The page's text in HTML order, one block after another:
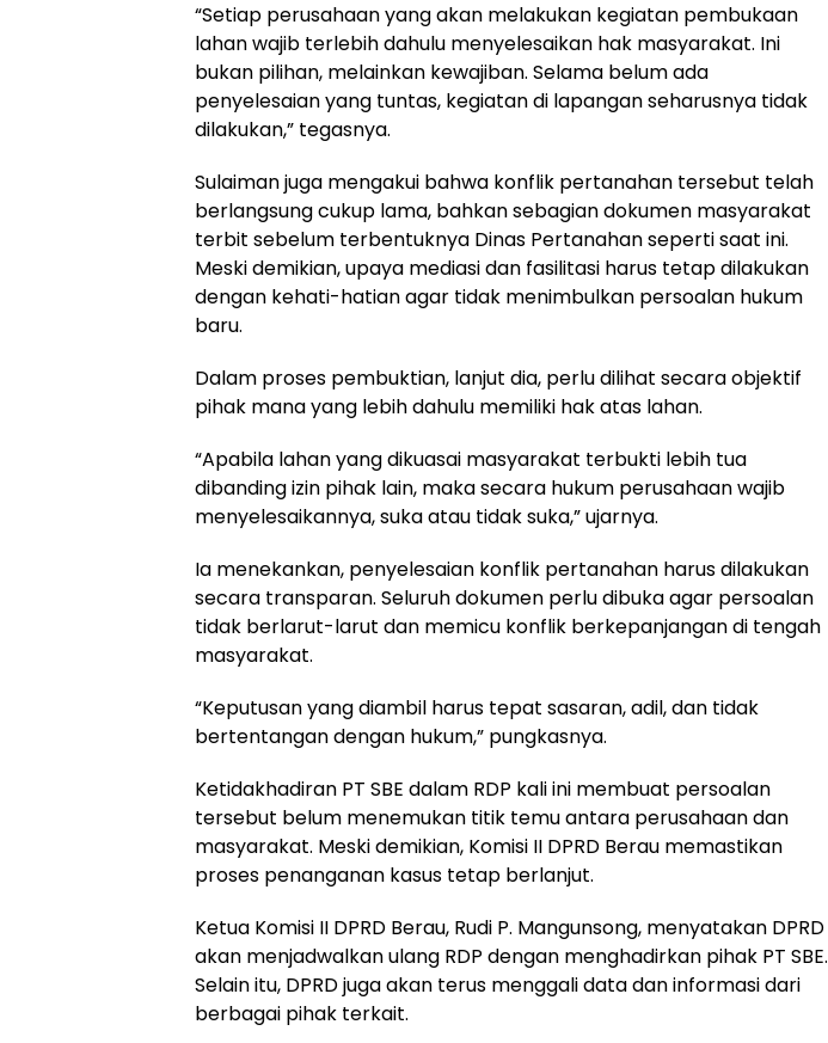
“Setiap perusahaan yang akan melakukan kegiatan pembukaan
lahan wajib terlebih dahulu menyelesaikan hak masyarakat. Ini
bukan pilihan, melainkan kewajiban. Selama belum ada
penyelesaian yang tuntas, kegiatan di lapangan seharusnya tidak
dilakukan,” tegasnya.
Sulaiman juga mengakui bahwa konflik pertanahan tersebut telah
berlangsung cukup lama, bahkan sebagian dokumen masyarakat
terbit sebelum terbentuknya Dinas Pertanahan seperti saat ini.
Meski demikian, upaya mediasi dan fasilitasi harus tetap dilakukan
dengan kehati-hatian agar tidak menimbulkan persoalan hukum
baru.
Dalam proses pembuktian, lanjut dia, perlu dilihat secara objektif
pihak mana yang lebih dahulu memiliki hak atas lahan.
“Apabila lahan yang dikuasai masyarakat terbukti lebih tua
dibanding izin pihak lain, maka secara hukum perusahaan wajib
menyelesaikannya, suka atau tidak suka,” ujarnya.
Ia menekankan, penyelesaian konflik pertanahan harus dilakukan
secara transparan. Seluruh dokumen perlu dibuka agar persoalan
tidak berlarut-larut dan memicu konflik berkepanjangan di tengah
masyarakat.
“Keputusan yang diambil harus tepat sasaran, adil, dan tidak
bertentangan dengan hukum,” pungkasnya.
Ketidakhadiran PT SBE dalam RDP kali ini membuat persoalan
tersebut belum menemukan titik temu antara perusahaan dan
masyarakat. Meski demikian, Komisi II DPRD Berau memastikan
proses penanganan kasus tetap berlanjut.
Ketua Komisi II DPRD Berau, Rudi P. Mangunsong, menyatakan DPRD
akan menjadwalkan ulang RDP dengan menghadirkan pihak PT SBE.
Selain itu, DPRD juga akan terus menggali data dan informasi dari
berbagai pihak terkait.